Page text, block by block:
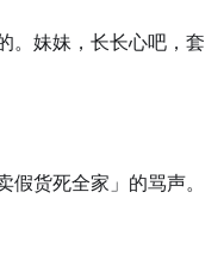
。妹妹，长长心吧，套
货死全家」的骂声。